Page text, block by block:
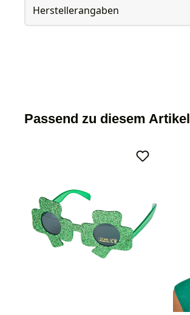
Herstellerangaben
Passend zu diesem Artikel